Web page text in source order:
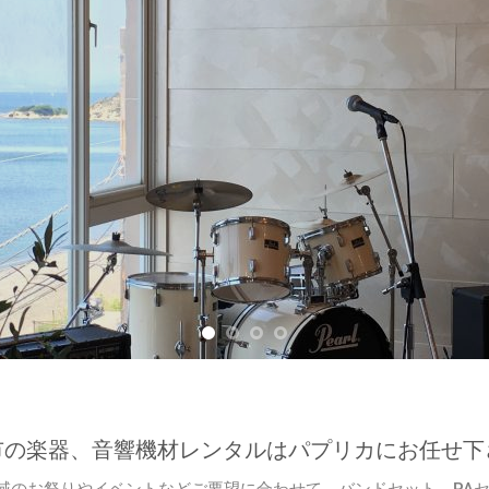
楽器、音響機材レンタルはパプリカにお任せ